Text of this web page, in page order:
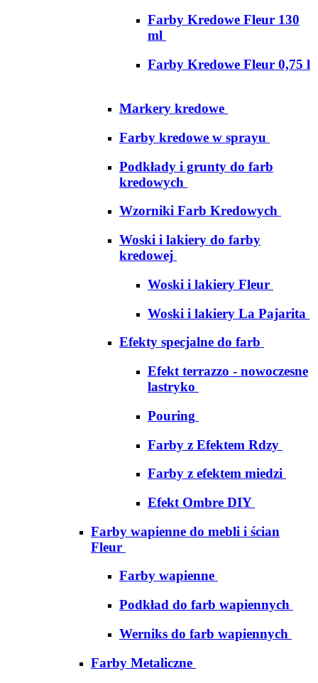
Farby Kredowe Fleur 130
ml
Farby Kredowe Fleur 0,75 l
Markery kredowe
Farby kredowe w sprayu
Podkłady i grunty do farb
kredowych
Wzorniki Farb Kredowych
Woski i lakiery do farby
kredowej
Woski i lakiery Fleur
Woski i lakiery La Pajarita
Efekty specjalne do farb
Efekt terrazzo - nowoczesne
lastryko
Pouring
Farby z Efektem Rdzy
Farby z efektem miedzi
Efekt Ombre DIY
Farby wapienne do mebli i ścian
Fleur
Farby wapienne
Podkład do farb wapiennych
Werniks do farb wapiennych
Farby Metaliczne